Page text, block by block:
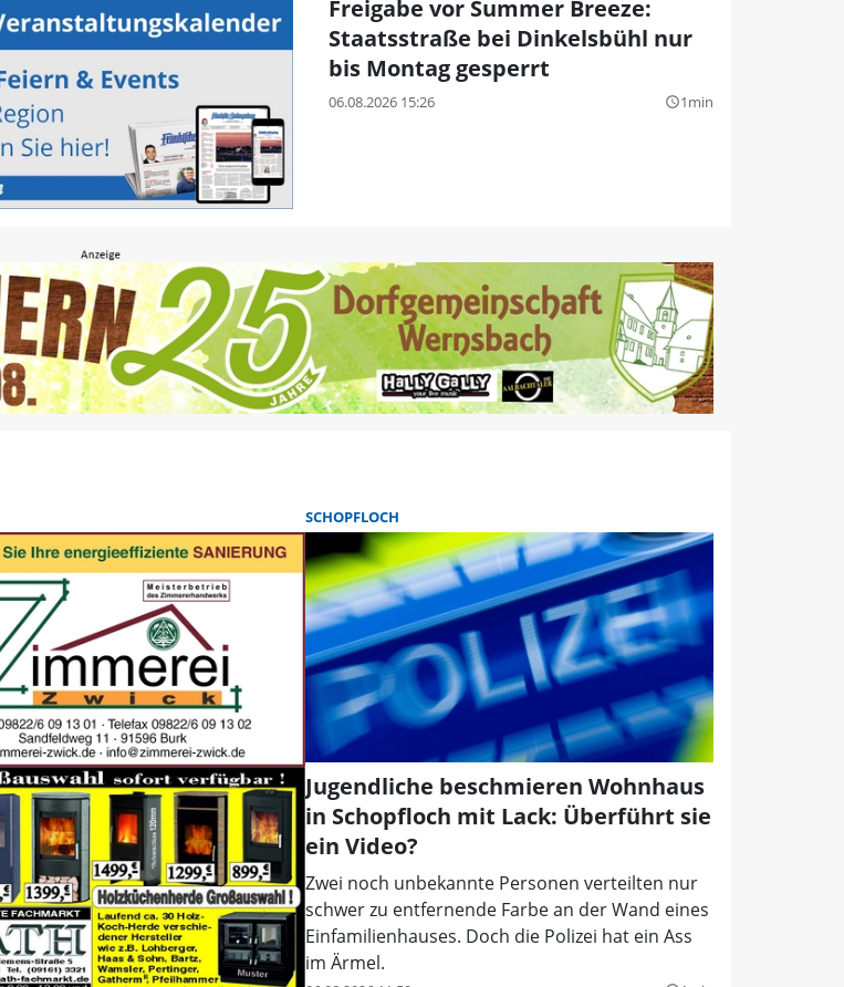
Freigabe vor Summer Breeze:
Staatsstraße bei Dinkelsbühl nur
bis Montag gesperrt
06.08.2026 15:26 query_builder1min
SCHOPFLOCH
Jugendliche beschmieren Wohnhaus
in Schopfloch mit Lack: Überführt sie
ein Video?
Zwei noch unbekannte Personen verteilten nur
schwer zu entfernende Farbe an der Wand eines
Einfamilienhauses. Doch die Polizei hat ein Ass
im Ärmel.